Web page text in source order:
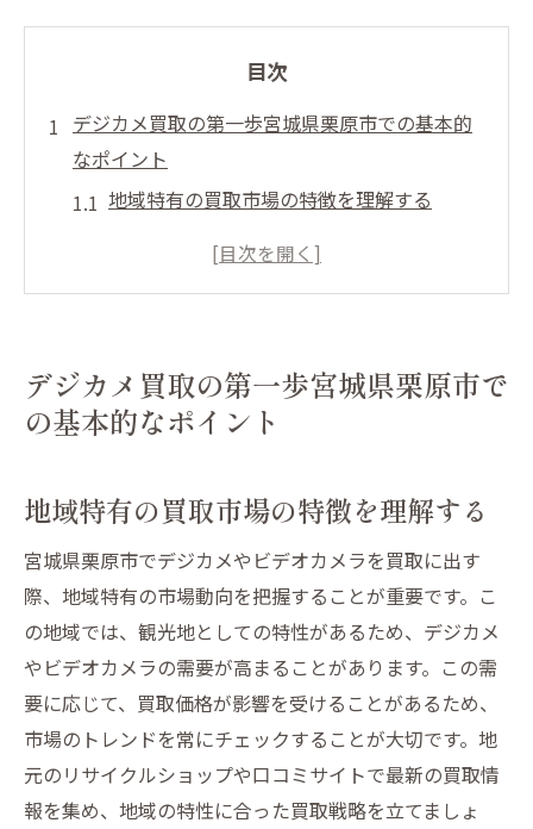
目次
デジカメ買取の第一歩宮城県栗原市での基本的
なポイント
地域特有の買取市場の特徴を理解する
買取に必要な書類と準備事項
交渉を有利に進めるための基本知識
買取価格を最大化するためのデジカメメンテナ
定期的なクリーニングの手順と重要性
バッテリーと充電器の管理方法
付属品の整備と保管のコツ
外装の傷を防ぐための注意点
レンズの保護とメンテナンス法
オーバーホールのタイミングを見極める
宮城県栗原市でのデジカメ買取業者の選び方ガ
イド
デジカメ買取の第一歩宮城県栗原市で
の基本的なポイント
地域特有の買取市場の特徴を理解する
宮城県栗原市でデジカメやビデオカメラを買取に出す
際、地域特有の市場動向を把握することが重要です。こ
の地域では、観光地としての特性があるため、デジカメ
やビデオカメラの需要が高まることがあります。この需
要に応じて、買取価格が影響を受けることがあるため、
市場のトレンドを常にチェックすることが大切です。地
元のリサイクルショップや口コミサイトで最新の買取情
報を集め、地域の特性に合った買取戦略を立てましょ